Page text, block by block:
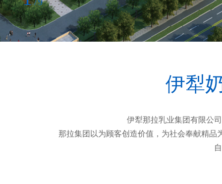
/9
伊犁
伊犁那拉乳业集团有限公
那拉集团以为顾客创造价值，为社会奉献精品